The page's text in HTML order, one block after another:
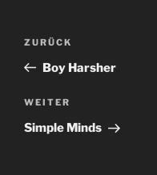
Beitragsnavigation
Vorheriger
Beitrag
ZURÜCK
Boy Harsher
Nächster
Beitrag
WEITER
Simple Minds